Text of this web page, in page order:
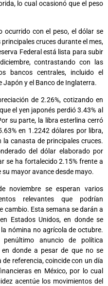
lo cual ocasionó que el peso
ocurrido con el peso, el dólar se
cruces durante el mes,
Federal está lista para subir
contrastando con las
bancos centrales, incluido el
Japón y el Banco de Inglaterra.
de 2.26%, cotizando en
el yen japonés perdió 3.43% al
su parte, la libra esterlina cerró
en 1.2242 dólares por libra,
canasta de principales cruces.
del dólar elaborado por
se ha fortalecido 2.15% frente a
mayor avance desde mayo.
noviembre se esperan varios
relevantes que podrían
cambio. Esta semana se darán a
Estados Unidos, en donde se
nómina no agrícola de octubre.
anuncio de política
en donde a pesar de que no se
referencia, coincide con un día
en México, por lo cual
acentúe los movimientos del